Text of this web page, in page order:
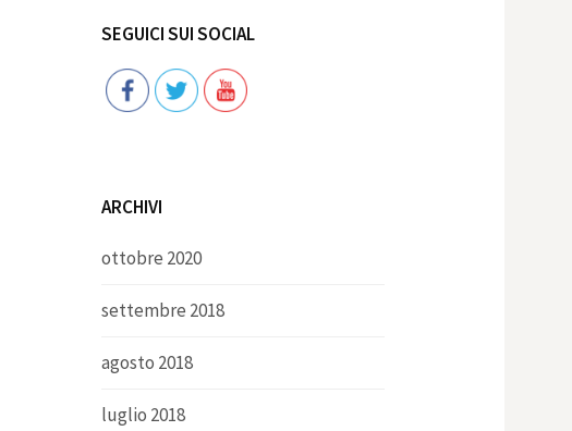
SEGUICI SUI SOCIAL
Follow
ARCHIVI
ottobre 2020
settembre 2018
agosto 2018
luglio 2018